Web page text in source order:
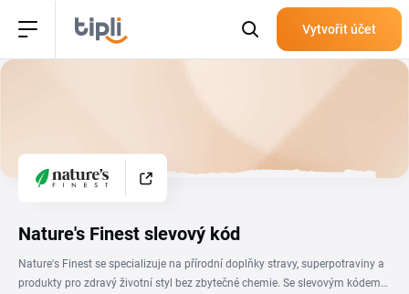
Vytvořit účet
Nature's Finest slevový kód
Nature's Finest se specializuje na přírodní doplňky stravy, superpotraviny a
produkty pro zdravý životní styl bez zbytečné chemie. Se slevovým kódem